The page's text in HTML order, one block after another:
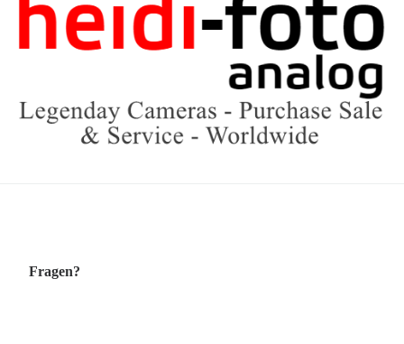
Fragen?